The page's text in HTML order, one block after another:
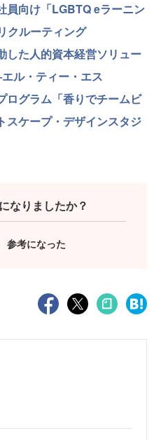
員向け「LGBTQ eラーニン
クルーティング
した人的資本経営ソリュー
ル・ティー・エス
ログラム「香りでチームビ
ケープ・デザインスタジ
なりましたか？
参考になった